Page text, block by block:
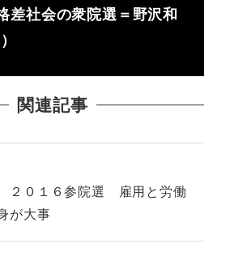
差社会の衆院選＝野沢和
関連記事
２０１６参院選 雇用と労働
が大事